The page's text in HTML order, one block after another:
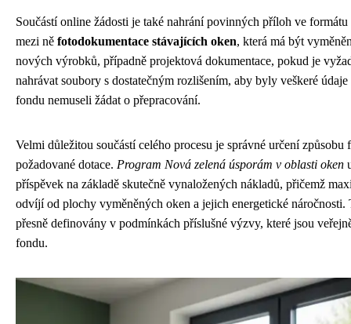
Součástí online žádosti je také nahrání povinných příloh ve
mezi ně fotodokumentace stávajících oken, která má být
nových výrobků, případně projektová dokumentace, pokud je
nahrávat soubory s dostatečným rozlišením, aby byly veškeré
fondu nemuseli žádat o přepracování.
Velmi důležitou součástí celého procesu je správné určení způsobu
požadované dotace. Program Nová zelená úsporám v oblasti oken
příspěvek na základě skutečně vynaložených nákladů, přičemž
odvíjí od plochy vyměněných oken a jejich energetické náročnosti.
přesně definovány v podmínkách příslušné výzvy, které jsou
fondu.